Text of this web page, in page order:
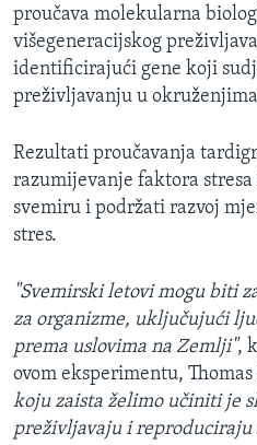
proučava molekularna
višegeneracijskog
identificirajući gene koji
preživljavanju u
Rezultati proučavanja
razumijevanje faktora
svemiru i podržati razvoj
stres.
"Svemirski letovi mogu biti
za organizme, uključujući
prema uslovima na Zemlji",
ovom eksperimentu, Thomas
koju zaista želimo učiniti je
preživljavaju i reproduciraju